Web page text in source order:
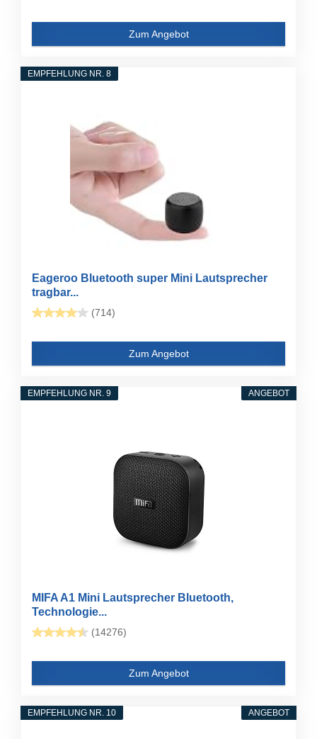
Zum Angebot
EMPFEHLUNG NR. 8
Eageroo Bluetooth super Mini Lautsprecher
tragbar...
(714)
Zum Angebot
ANGEBOT
EMPFEHLUNG NR. 9
MIFA A1 Mini Lautsprecher Bluetooth,
Technologie...
(14276)
Zum Angebot
ANGEBOT
EMPFEHLUNG NR. 10